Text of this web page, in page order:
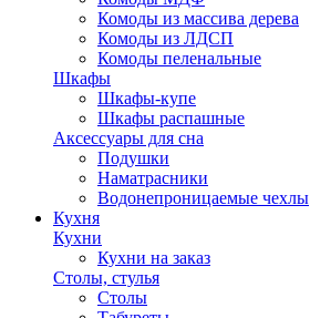
Комоды из массива дерева
Комоды из ЛДСП
Комоды пеленальные
Шкафы
Шкафы-купе
Шкафы распашные
Аксессуары для сна
Подушки
Наматрасники
Водонепроницаемые чехлы
Кухня
Кухни
Кухни на заказ
Столы, стулья
Столы